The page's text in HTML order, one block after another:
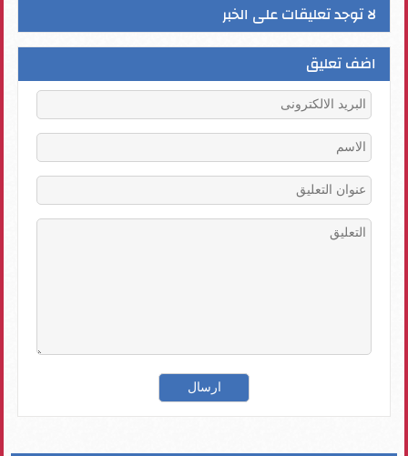
لا توجد تعليقات على الخبر
اضف تعليق